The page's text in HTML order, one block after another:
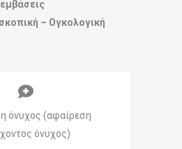
– Ογκολογική
όνυχος (αφαίρεση
όνυχος)